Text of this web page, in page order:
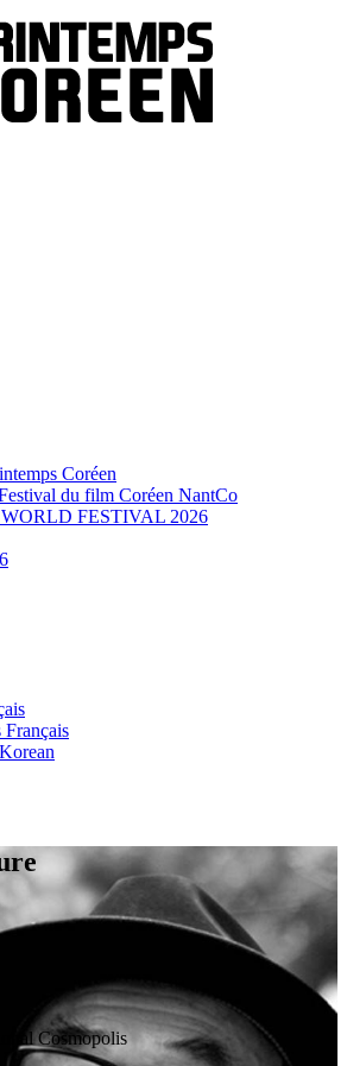
Coréen
du film Coréen NantCo
WORLD FESTIVAL 2026
Français
Korean
Cosmopolis